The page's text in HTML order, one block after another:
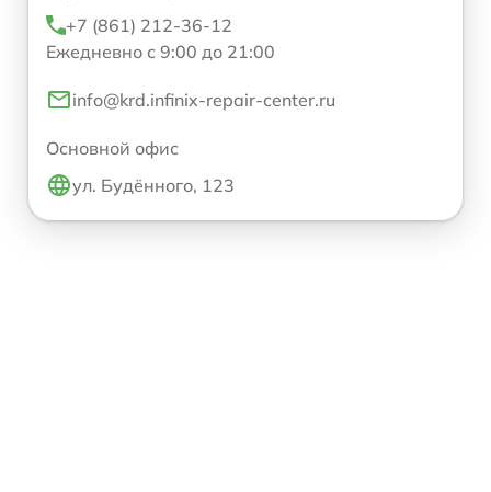
+7 (861) 212-36-12
Ежедневно с 9:00 до 21:00
info@krd.infinix-repair-center.ru
Основной офис
ул. Будённого, 123